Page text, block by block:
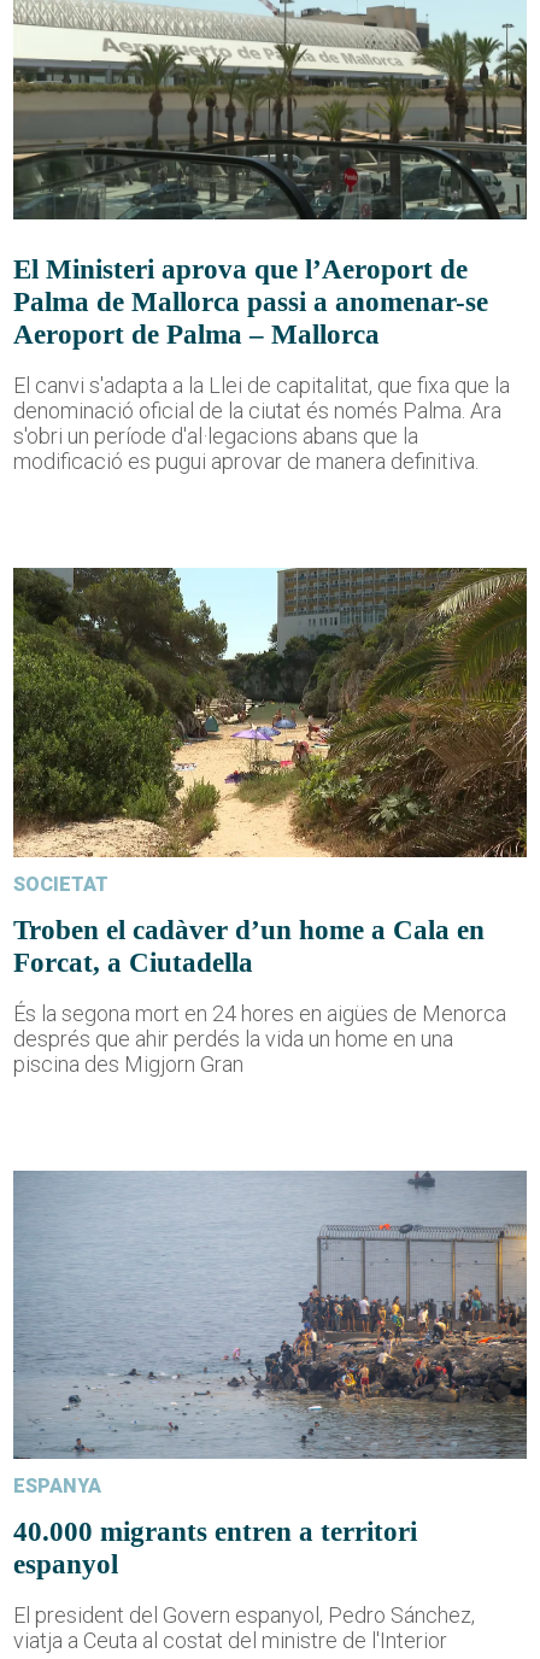
El Ministeri aprova que l’Aeroport de
Palma de Mallorca passi a anomenar-se
Aeroport de Palma – Mallorca
El canvi s'adapta a la Llei de capitalitat, que fixa que la
denominació oficial de la ciutat és només Palma. Ara
s'obri un període d'al·legacions abans que la
modificació es pugui aprovar de manera definitiva.
SOCIETAT
Troben el cadàver d’un home a Cala en
Forcat, a Ciutadella
És la segona mort en 24 hores en aigües de Menorca
després que ahir perdés la vida un home en una
piscina des Migjorn Gran
ESPANYA
40.000 migrants entren a territori
espanyol
El president del Govern espanyol, Pedro Sánchez,
viatja a Ceuta al costat del ministre de l'Interior